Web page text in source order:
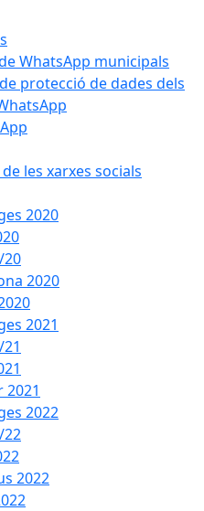
WhatsApp municipals
protecció de dades dels
les xarxes socials
2020
20
2020
2021
2021
2022
22
2022